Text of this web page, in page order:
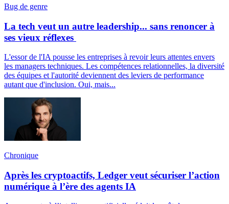
Bug de genre
La tech veut un autre leadership... sans renoncer à
ses vieux réflexes
L'essor de l'IA pousse les entreprises à revoir leurs attentes envers
les managers techniques. Les compétences relationnelles, la diversité
des équipes et l'autorité deviennent des leviers de performance
autant que d'inclusion. Oui, mais...
Chronique
Après les cryptoactifs, Ledger veut sécuriser l’action
numérique à l’ère des agents IA